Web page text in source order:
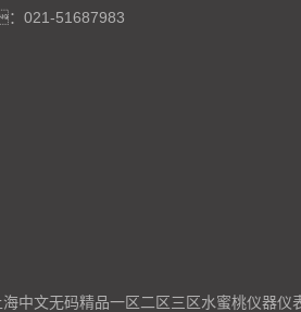
021-51687983
中文无码精品一区二区三区水蜜桃仪器